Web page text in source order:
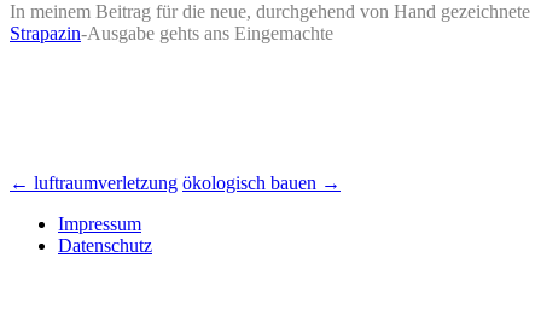
In meinem Beitrag für die neue, durchgehend von Hand gezeichnete
Strapazin-Ausgabe gehts ans Eingemachte
Beitrags-
Navigation
← luftraumverletzung ökologisch bauen →
Impressum
Datenschutz